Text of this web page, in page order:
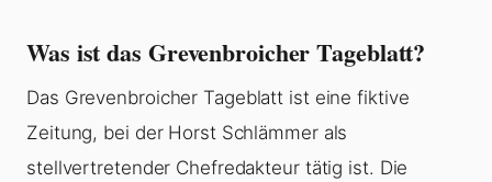
Was ist das Grevenbroicher Tageblatt?
Das Grevenbroicher Tageblatt ist eine fiktive
Zeitung, bei der Horst Schlämmer als
stellvertretender Chefredakteur tätig ist. Die